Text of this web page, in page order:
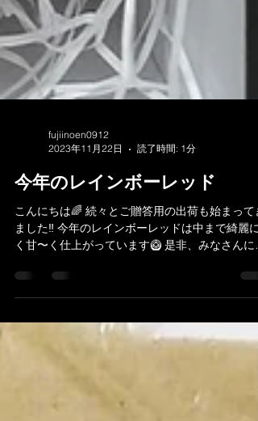
2023年11月22日
読了時間: 1分
今年のレインボーレッド
こんにちは🌈 続々とご贈答用の出荷も始まってき
く甘〜く仕上がっています🥝 是非、みなさんに食
べて頂きたい品種です😊 ・ 今日はまだ終わって
#藤井にじいろ農園...